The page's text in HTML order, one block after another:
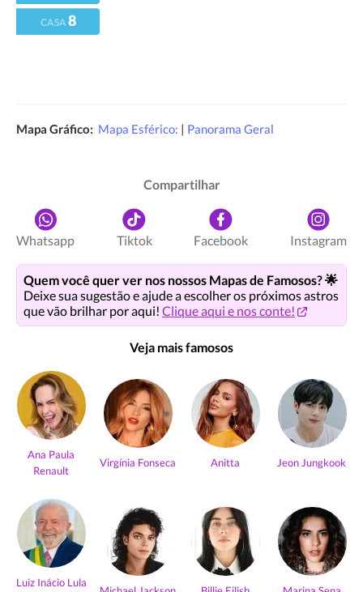
CASA8
Mapa Gráfico: Mapa Esférico: | Panorama Geral
Compartilhar
Whatsapp Tiktok Facebook Instagram
Quem você quer ver nos nossos Mapas de Famosos? 🌟
Deixe sua sugestão e ajude a escolher os próximos astros
que vão brilhar por aqui! Clique aqui e nos conte!
Veja mais famosos
Ana Paula
Renault
Virgínia Fonseca Anitta Jeon Jungkook
Luiz Inácio Lula